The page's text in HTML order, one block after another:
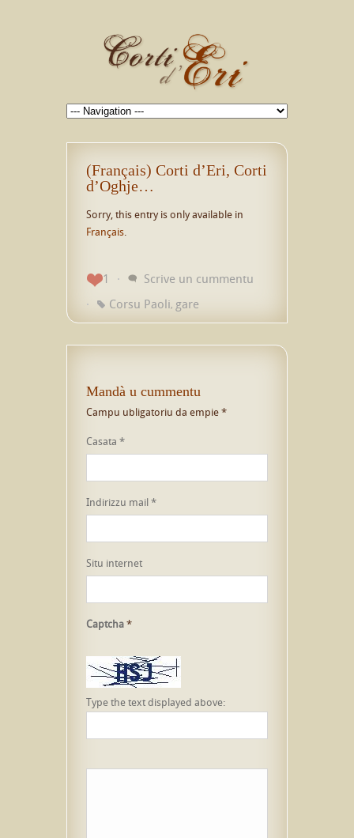
(Français) Corti d’Eri, Corti
d’Oghje…
Sorry, this entry is only available in
Français
1
Scrive un cummentu
Corsu Paoli, gare
Mandà u cummentu
Campu ubligatoriu da empie*
Casata *
Indirizzu mail*
Situ internet
Captcha*
Type the text displayed above: